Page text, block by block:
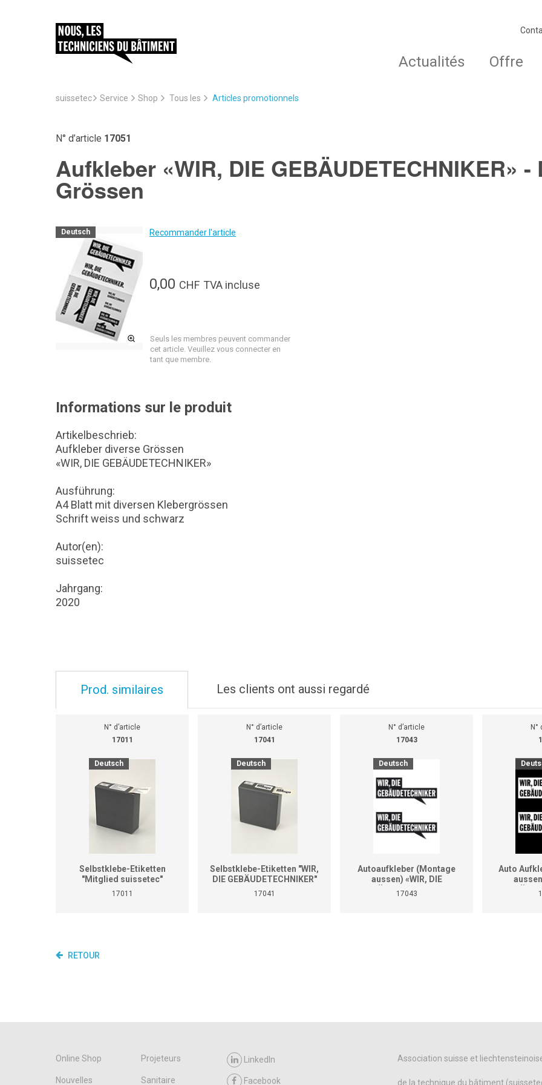
Actualités Offre
suissetec Service Shop Tous les Articles promotionnels
N° d’article 17051
Aufkleber «WIR, DIE GEBÄUDETECHNIKER» -
Grössen
Deutsch Recommander l'article
0,00 CHF TVA incluse
Seuls les membres peuvent commander
cet article. Veuillez vous connecter en
tant que membre.
Informations sur le produit
Artikelbeschrieb:
Aufkleber diverse Grössen
«WIR, DIE GEBÄUDETECHNIKER»
Ausführung:
A4 Blatt mit diversen Klebergrössen
Schrift weiss und schwarz
Autor(en):
suissetec
Jahrgang:
2020
Prod. similaires Les clients ont aussi regardé
N° d’article
17011
Deutsch
Selbstklebe-Etiketten
"Mitglied suissetec"
17011
N° d’article
17041
Deutsch
Selbstklebe-Etiketten "WIR,
DIE GEBÄUDETECHNIKER"
Dispenser à 250 Stk.
17041
N° d’article
17043
Deutsch
Autoaufkleber (Montage
aussen) «WIR, DIE
GEBÄUDETECHNIKER»
17043
N°
Auto
RETOUR
Online Shop Projeteurs
Nouvelles Sanitaire
LinkedIn
Facebook
Association suisse et
de la technique du bâtiment